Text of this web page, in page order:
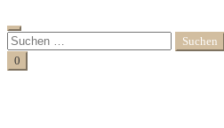
Search
Suchen
nach:
Cart
0